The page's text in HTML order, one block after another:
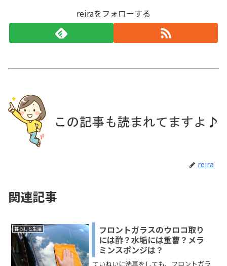
reiraをフォローする
reira
関連記事
暮らしと生活
フロントガラスのウロコ取り
には酢？水垢には重曹？メラ
ミンスポンジは？
ていねいに洗車をしても、フロントガラ